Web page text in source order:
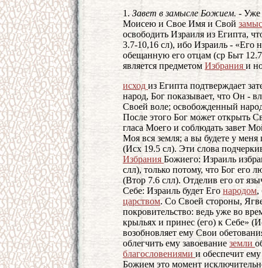
1. Завет в замысле Божием. - Уже
Моисею и Свое Имя и Свой
освободить Израиля из Египта,
3.7-10,16 сл), ибо Израиль - «Его
обещанную его отцам (ср Быт
является предметом Избрания и
исход из Египта подтверждает
народ, Бог показывает, что Он -
Своей воле; освобожденный
После этого Бог может открыть
гласа Моего и соблюдать завет
Моя вся земля; а вы будете у
(Исх 19.5 сл). Эти слова
Избрания Божиего: Израиль
слл), только потому, что Бог его
(Втор 7.6 слл). Отделив его от
Себе: Израиль будет Его народом,
царством. Со Своей стороны,
покровительство: ведь уже во
крыльях и принес (его) к Себе»
возобновляет ему Свои
облегчить ему завоевание земли
благословениями и обеспечит
Божием это момент